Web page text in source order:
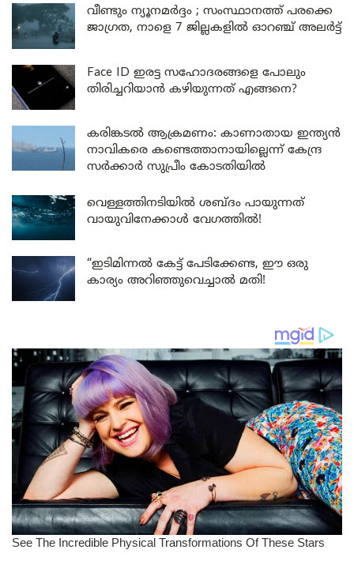
വീണ്ടും ന്യൂനമർദ്ദം ; സംസ്ഥാനത്ത് പരക്കെ
ജാഗ്രത, നാളെ 7 ജില്ലകളിൽ ഓറഞ്ച് അലർട്ട്
Face ID ഇരട്ട സഹോദരങ്ങളെ പോലും
തിരിച്ചറിയാൻ കഴിയുന്നത് എങ്ങനെ?
കരിങ്കടൽ ആക്രമണം: കാണാതായ ഇന്ത്യൻ
നാവികരെ കണ്ടെത്താനായില്ലെന്ന് കേന്ദ്ര
സർക്കാർ സുപ്രീം കോടതിയിൽ
വെള്ളത്തിനടിയിൽ ശബ്ദം പായുന്നത്
വായുവിനേക്കാൾ വേഗത്തിൽ!
“ഇടിമിന്നൽ കേട്ട് പേടിക്കേണ്ട, ഈ ഒരു
കാര്യം അറിഞ്ഞുവെച്ചാൽ മതി!